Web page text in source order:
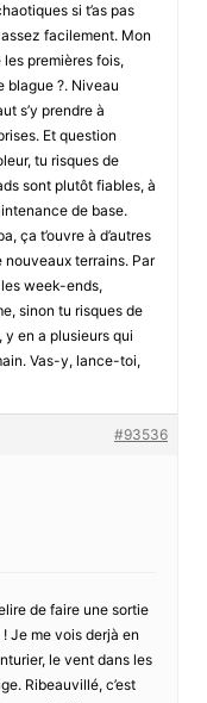
si t’as pas
facilement. Mon
les premières fois,
blague ?. Niveau
s’y prendre à
Et question
tu risques de
sont plutôt fiables, à
de base.
ça t’ouvre à d’autres
terrains. Par
week-ends,
sinon tu risques de
y en a plusieurs qui
Vas-y, lance-toi,
#93536
de faire une sortie
Je me vois derjà en
le vent dans les
Ribeauvillé, c’est